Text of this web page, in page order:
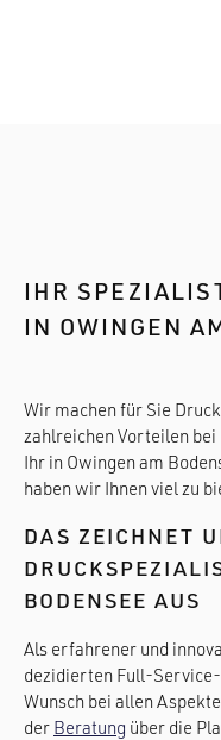
IHR
IN OWINGEN
Wir machen für Sie
zahlreichen Vorteilen
Ihr in Owingen am
haben wir Ihnen viel zu
DAS ZEICHNET
BODENSEE AUS
Als erfahrener und
dezidierten Full-
Wunsch bei allen
der Beratung über die